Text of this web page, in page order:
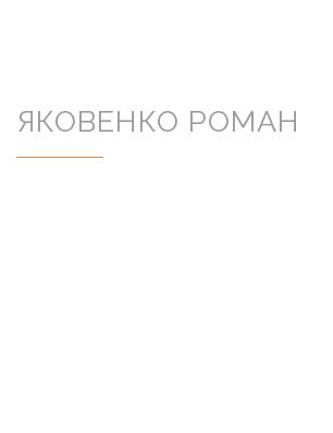
ЯКОВЕНКО РОМАН